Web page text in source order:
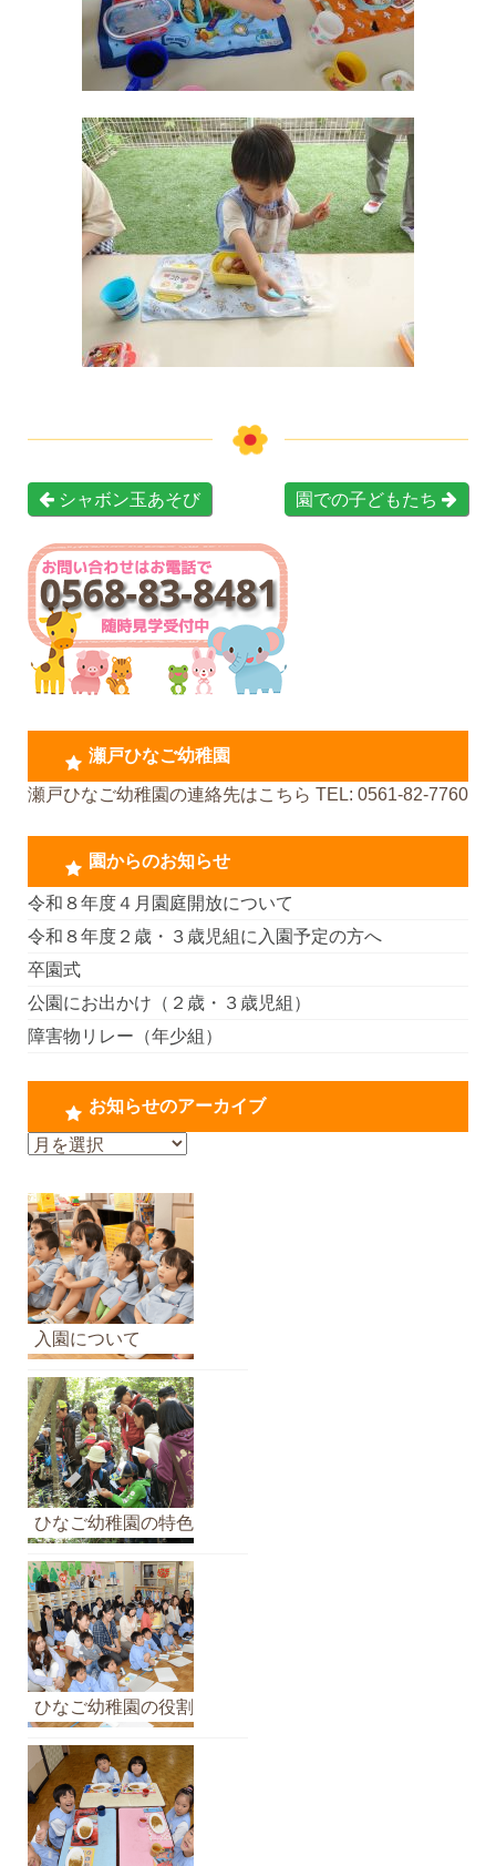
シャボン玉あそび 園での子どもたち
瀬戸ひなご幼稚園
瀬戸ひなご幼稚園の連絡先はこちら TEL: 0561-82-7760
園からのお知らせ
令和８年度４月園庭開放について
令和８年度２歳・３歳児組に入園予定の方へ
卒園式
公園にお出かけ（２歳・３歳児組）
障害物リレー（年少組）
お知らせのアーカイブ
お
ら
せ
の
ア
ー
カ
イ
ブ
入園について
ひなご幼稚園の特色
ひなご幼稚園の役割